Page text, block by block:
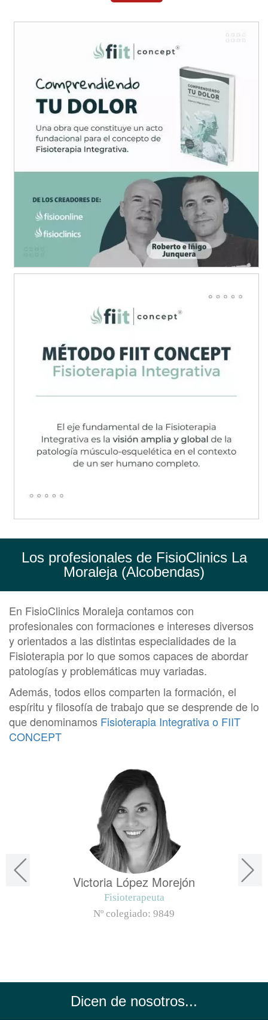
Los profesionales de FisioClinics La
Moraleja (Alcobendas)
En FisioClinics Moraleja contamos con
profesionales con formaciones e intereses diversos
y orientados a las distintas especialidades de la
Fisioterapia por lo que somos capaces de abordar
patologías y problemáticas muy variadas.
Además, todos ellos comparten la formación, el
espíritu y filosofía de trabajo que se desprende de lo
que denominamos Fisioterapia Integrativa o FIIT
CONCEPT
Victoria López Morejón
Fisioterapeuta
Nº colegiado: 9849
Dicen de nosotros...